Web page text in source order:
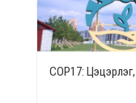
СОР17: Цэцэрлэг,